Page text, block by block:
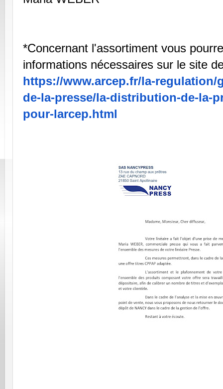
*Concernant l'assortiment vous
informations nécessaires sur le site
https://www.arcep.fr/la-regulation/
de-la-presse/la-distribution-de-la-
pour-larcep.html